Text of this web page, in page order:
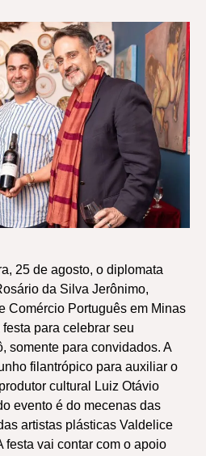
25 de agosto, o diplomata
da Silva Jerônimo,
Comércio Português em Minas
para celebrar seu
somente para convidados. A
filantrópico para auxiliar o
cultural Luiz Otávio
evento é do mecenas das
artistas plásticas Valdelice
festa vai contar com o apoio